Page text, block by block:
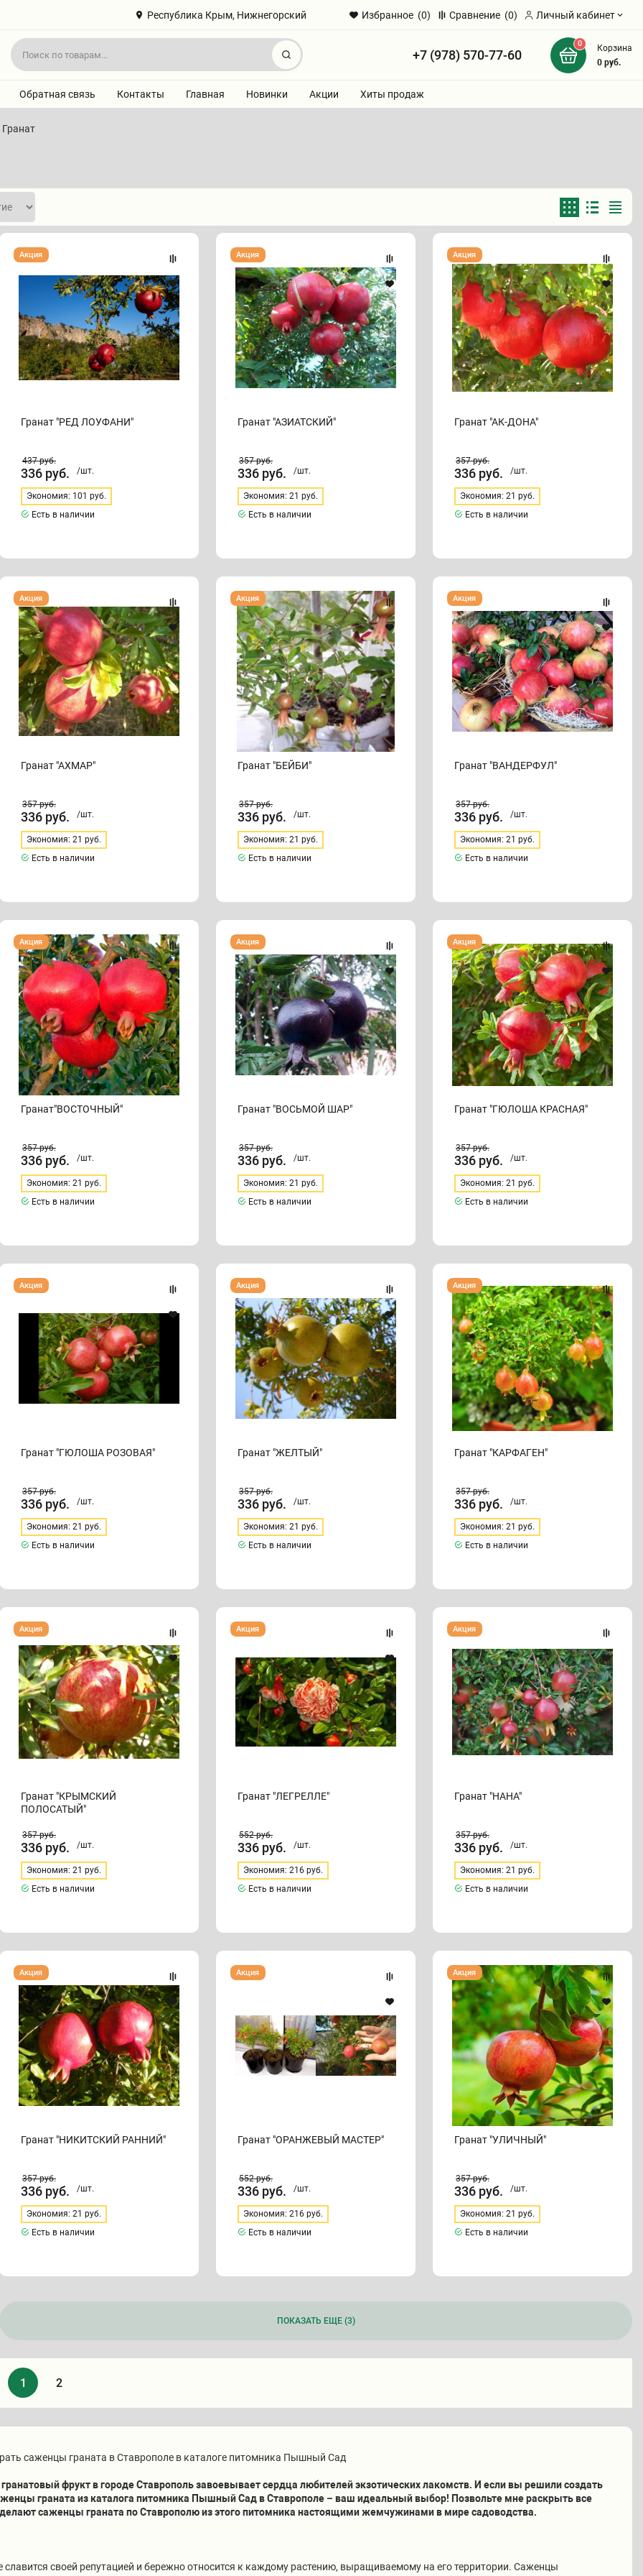
Республика Крым, Нижнегорский Избранное (0) Сравнение (0) Личный кабинет
Найти +7 (978) 570-77-60
0
Корзина
0руб.
Обратная связь Контакты Главная Новинки Акции Хиты продаж
Гранат
Гранат
"РЕД
Гранат "РЕД ЛОУФАНИ"
Акция
437руб.
336 руб. /шт.
Экономия: 101 руб.
Есть в наличии
Гранат
"АЗИАТСКИЙ"
Гранат "АЗИАТСКИЙ"
Акция
357руб.
336 руб. /шт.
Экономия: 21 руб.
Есть в наличии
Гранат
"АК-
ДОНА"
Гранат "АК-ДОНА"
Акция
357руб.
336 руб. /шт.
Экономия: 21 руб.
Есть в наличии
Гранат
"АХМАР"
Гранат "АХМАР"
Акция
357руб.
336 руб. /шт.
Экономия: 21 руб.
Есть в наличии
Гранат
"БЕЙБИ"
Гранат "БЕЙБИ"
Акция
357руб.
336 руб. /шт.
Экономия: 21 руб.
Есть в наличии
Гранат
"ВАНДЕРФУЛ"
Гранат "ВАНДЕРФУЛ"
Акция
357руб.
336 руб. /шт.
Экономия: 21 руб.
Есть в наличии
Гранат"ВОСТОЧНЫЙ"
Гранат"ВОСТОЧНЫЙ"
Акция
357руб.
336 руб. /шт.
Экономия: 21 руб.
Есть в наличии
Гранат
"ВОСЬМОЙ
ШАР"
Гранат "ВОСЬМОЙ ШАР"
Акция
357руб.
336 руб. /шт.
Экономия: 21 руб.
Есть в наличии
Гранат
"ГЮЛОША
КРАСНАЯ"
Гранат "ГЮЛОША КРАСНАЯ"
Акция
357руб.
336 руб. /шт.
Экономия: 21 руб.
Есть в наличии
Гранат
"ГЮЛОША
Гранат "ГЮЛОША РОЗОВАЯ"
Акция
357руб.
336 руб. /шт.
Экономия: 21 руб.
Есть в наличии
Гранат
"ЖЕЛТЫЙ"
Гранат "ЖЕЛТЫЙ"
Акция
357руб.
336 руб. /шт.
Экономия: 21 руб.
Есть в наличии
Гранат
"КАРФАГЕН"
Гранат "КАРФАГЕН"
Акция
357руб.
336 руб. /шт.
Экономия: 21 руб.
Есть в наличии
Гранат
"КРЫМСКИЙ
ПОЛОСАТЫЙ"
Гранат "КРЫМСКИЙ
ПОЛОСАТЫЙ"
Акция
357руб.
336 руб. /шт.
Экономия: 21 руб.
Есть в наличии
Гранат
"ЛЕГРЕЛЛЕ"
Гранат "ЛЕГРЕЛЛЕ"
Акция
552руб.
336 руб. /шт.
Экономия: 216 руб.
Есть в наличии
Гранат
"НАНА"
Гранат "НАНА"
Акция
357руб.
336 руб. /шт.
Экономия: 21 руб.
Есть в наличии
Гранат
"НИКИТСКИЙ
РАННИЙ"
Гранат "НИКИТСКИЙ РАННИЙ"
Акция
357руб.
336 руб. /шт.
Экономия: 21 руб.
Есть в наличии
Гранат
"ОРАНЖЕВЫЙ
Гранат "ОРАНЖЕВЫЙ МАСТЕР"
Акция
552руб.
336 руб. /шт.
Экономия: 216 руб.
Есть в наличии
Гранат
"УЛИЧНЫЙ"
Гранат "УЛИЧНЫЙ"
Акция
357руб.
336 руб. /шт.
Экономия: 21 руб.
Есть в наличии
ПОКАЗАТЬ ЕЩЕ (3)
1 2
саженцы граната в Ставрополе в каталоге питомника Пышный Сад
фрукт в городе Ставрополь завоевывает сердца любителей экзотических лакомств. И если вы решили создать
граната из каталога питомника Пышный Сад в Ставрополе – ваш идеальный выбор! Позвольте мне раскрыть все
саженцы граната по Ставрополю из этого питомника настоящими жемчужинами в мире садоводства.
своей репутацией и бережно относится к каждому растению, выращиваемому на его территории. Саженцы